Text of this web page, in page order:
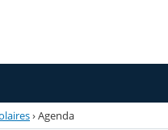
›Agenda